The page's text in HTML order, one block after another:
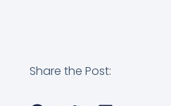
Share the Post: